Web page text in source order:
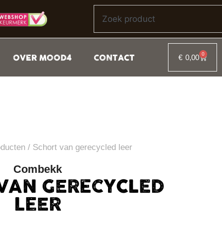
OVER MOOD4 CONTACT € 0,00 0
/ Schort van gerecycled leer
Combekk
GERECYCLED
LEER